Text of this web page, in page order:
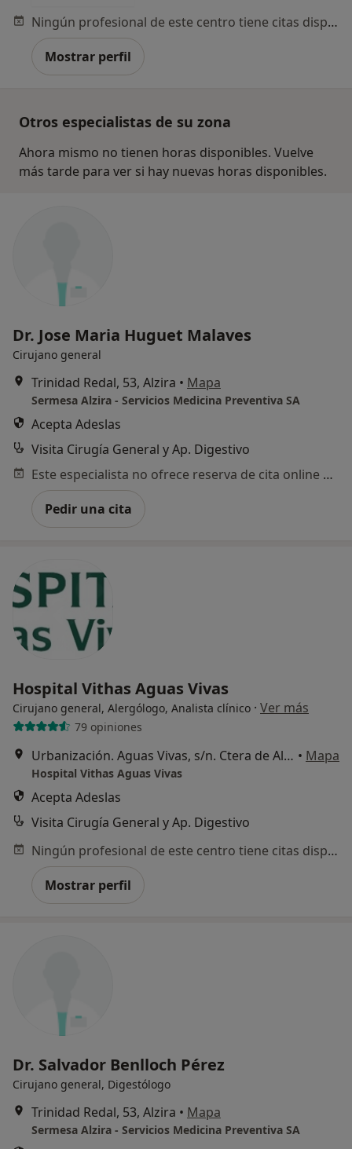
Ningún profesional de este centro tiene citas disponibles
Mostrar perfil
Otros especialistas de su zona
Ahora mismo no tienen horas disponibles. Vuelve
más tarde para ver si hay nuevas horas disponibles.
Dr. Jose Maria Huguet Malaves
Cirujano general
Trinidad Redal, 53, Alzira • Mapa
Sermesa Alzira - Servicios Medicina Preventiva SA
Acepta Adeslas
Visita Cirugía General y Ap. Digestivo
Este especialista no ofrece reserva de cita online en esta dirección.
Pedir una cita
Hospital Vithas Aguas Vivas
Cirujano general, Alergólogo, Analista clínico · Ver más
79 opiniones
Urbanización. Aguas Vivas, s/n. Ctera de Alzira a Tavernes de Valldigna CV-50 Km 11, Carcaixent • Mapa
Hospital Vithas Aguas Vivas
Acepta Adeslas
Visita Cirugía General y Ap. Digestivo
Ningún profesional de este centro tiene citas disponibles
Mostrar perfil
Dr. Salvador Benlloch Pérez
Cirujano general, Digestólogo
Trinidad Redal, 53, Alzira • Mapa
Sermesa Alzira - Servicios Medicina Preventiva SA